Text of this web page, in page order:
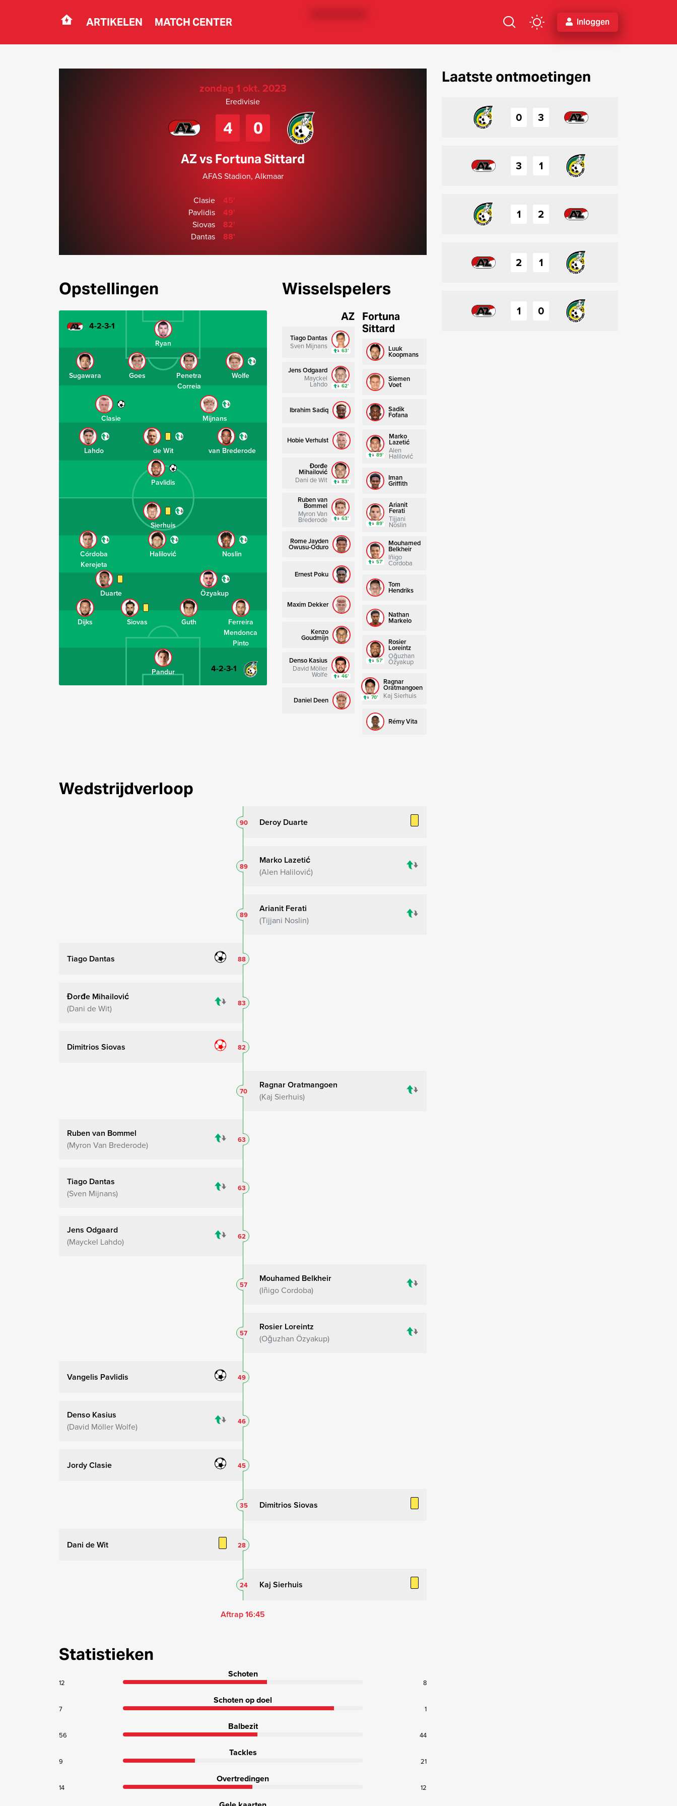
Navigation ARTIKELEN MATCH CENTER Inloggen
zondag 1 okt. 2023
Eredivisie
4 0
AZ vs Fortuna Sittard
AFAS Stadion, Alkmaar
Clasie
45'
Pavlidis
49'
Siovas
82'
Dantas
88'
Opstellingen
4-2-3-1
Ryan
Sugawara Goes
Penetra
Correia
Wolfe
Clasie Mijnans
Lahdo de Wit van Brederode
Pavlidis
Pandur
Ferreira
Mendonca
Pinto
Guth
Siovas
Dijks
Özyakup
Duarte
Noslin
Halilović
Córdoba
Kerejeta
Sierhuis
4-2-3-1
Wisselspelers
AZ
Tiago Dantas
Sven Mijnans
63’
Jens Odgaard
Mayckel
Lahdo 62’
Ibrahim Sadiq
Hobie Verhulst
Đorđe
Mihailović
Dani de Wit
83’
Ruben van
Bommel
Myron Van
Brederode 63’
Rome Jayden
Owusu-Oduro
Ernest Poku
Maxim Dekker
Kenzo
Goudmijn
Denso Kasius
David Möller
Wolfe 46’
Daniel Deen
Fortuna
Sittard
Luuk
Koopmans
Siemen
Voet
Sadik
Fofana
Marko
Lazetić
Alen
Halilović
89’
Iman
Griffith
Arianit
Ferati
Tijjani
Noslin
89’
Mouhamed
Belkheir
Iñigo
Cordoba
57’
Tom
Hendriks
Nathan
Markelo
Rosier
Loreintz
Oğuzhan
Özyakup
57’
Ragnar
Oratmangoen
Kaj Sierhuis
70’
Rémy Vita
Wedstrijdverloop
Deroy Duarte
90
Marko Lazetić
Alen Halilović
89
Arianit Ferati
Tijjani Noslin
89
Tiago Dantas 88
Đorđe Mihailović
Dani de Wit
83
Dimitrios Siovas 82
Ragnar Oratmangoen
Kaj Sierhuis
70
Ruben van Bommel
Myron Van Brederode
63
Tiago Dantas
Sven Mijnans
63
Jens Odgaard
Mayckel Lahdo
62
Mouhamed Belkheir
Iñigo Cordoba
57
Rosier Loreintz
Oğuzhan Özyakup
57
Vangelis Pavlidis 49
Denso Kasius
David Möller Wolfe
46
Jordy Clasie 45
Dimitrios Siovas
35
Dani de Wit 28
Kaj Sierhuis
24
Aftrap 16:45
Statistieken
Schoten
12 8
Schoten op doel
7 1
Balbezit
56 44
Tackles
9 21
Overtredingen
14 12
Laatste ontmoetingen
0 3
3 1
1 2
2 1
1 0